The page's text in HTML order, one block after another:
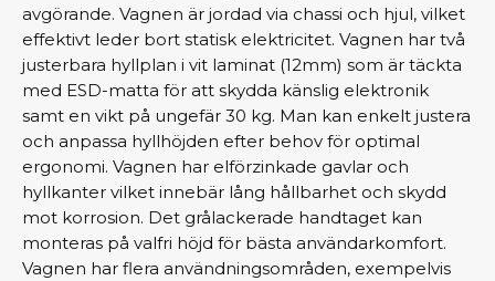
avgörande. Vagnen är jordad via chassi och hjul, vilket
effektivt leder bort statisk elektricitet. Vagnen har två
justerbara hyllplan i vit laminat (12mm) som är täckta
med ESD-matta för att skydda känslig elektronik
samt en vikt på ungefär 30 kg. Man kan enkelt justera
och anpassa hyllhöjden efter behov för optimal
ergonomi. Vagnen har elförzinkade gavlar och
hyllkanter vilket innebär lång hållbarhet och skydd
mot korrosion. Det grålackerade handtaget kan
monteras på valfri höjd för bästa användarkomfort.
Vagnen har flera användningsområden, exempelvis